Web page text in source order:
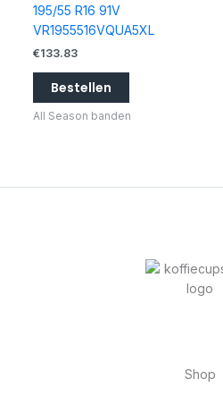
195/55 R16 91V
VR1955516VQUA5XL
€133.83
Bestellen
All Season banden
Shop